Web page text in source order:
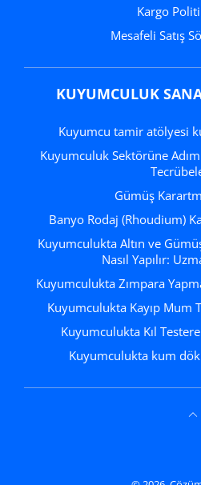
Kargo
Mesafeli Satış
KUYUMCULUK
Kuyumcu tamir atölyesi
Kuyumculuk Sektörüne Adım Atmak: İlk adımlar ve
Gümüş
Banyo Rodaj (Rhoudium)
Kuyumculukta Altın ve Gümüş Milyem Hesaplaması
Nasıl Yapılır:
Kuyumculukta Zımpara
Kuyumculukta Kayıp Mum
Kuyumculukta Kıl
Kuyumculukta kum